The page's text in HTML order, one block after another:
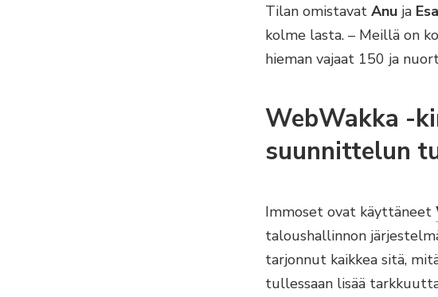
Tilan omistavat Anu ja
kolme lasta. – Meillä on
hieman vajaat 150 ja
WebWakka -
suunnittelun
Immoset ovat käyttäneet
taloushallinnon
tarjonnut kaikkea sitä,
tullessaan lisää